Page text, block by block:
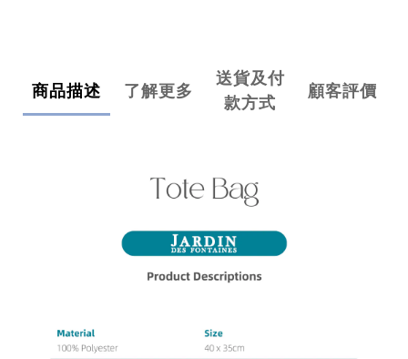
商品描述 了解更多
送貨及付
款方式
顧客評價